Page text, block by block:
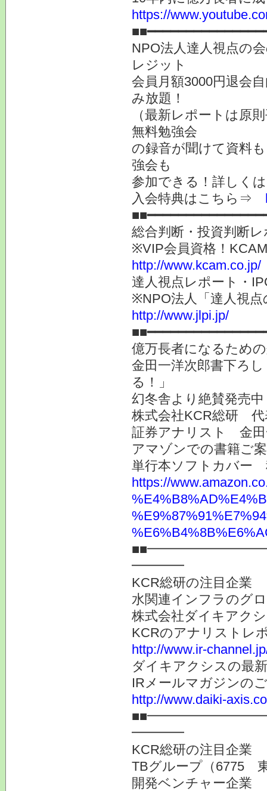
https://
NPO法人達人視点の
レジット
会員月額3000円退会
み放題！
（最新レポートは原
無料勉強会
の録音が聞けて資料
強会も
参加できる！詳し
入会特典はこちら⇒
総合判断・投資判断
※VIP会員資格！
http://www.kcam.co.jp/
達人視点レポート・
※NPO法人「達人視
http://www.jlpi.jp/
億万長者になるため
金田一洋次郎書下ろ
る！」
幻冬舎より絶賛発売
株式会社KCR総研 代
証券アナリスト 金
アマゾンでの書籍ご
単行本ソフトカバー
https://
━━━━
KCR総研の注目企業
水関連インフラのグ
株式会社ダイキアク
KCRのアナリストレ
http://www.ir-
ダイキアクシスの最
IRメールマガジンの
http://www.daiki-
━━━━
KCR総研の注目企業
TBグループ（6775
開発ベンチャー企業